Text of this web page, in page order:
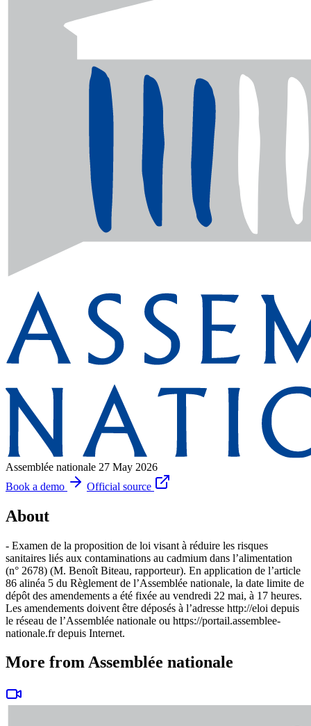
Assemblée nationale 27 May 2026
Book a demo
Official source
About
- Examen de la proposition de loi visant à réduire les risques
sanitaires liés aux contaminations au cadmium dans l’alimentation
(n° 2678) (M. Benoît Biteau, rapporteur). En application de l’article
86 alinéa 5 du Règlement de l’Assemblée nationale, la date limite de
dépôt des amendements a été fixée au vendredi 22 mai, à 17 heures.
Les amendements doivent être déposés à l’adresse http://eloi depuis
le réseau de l’Assemblée nationale ou https://portail.assemblee-
nationale.fr depuis Internet.
More from Assemblée nationale